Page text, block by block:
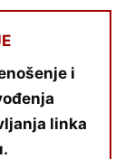
i
linka